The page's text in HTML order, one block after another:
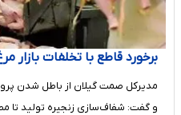
برخورد قاطع با تخلفات بازار
مدیرکل صمت گیلان از باطل شدن
و گفت: شفاف‌سازی زنجیره تولید تا